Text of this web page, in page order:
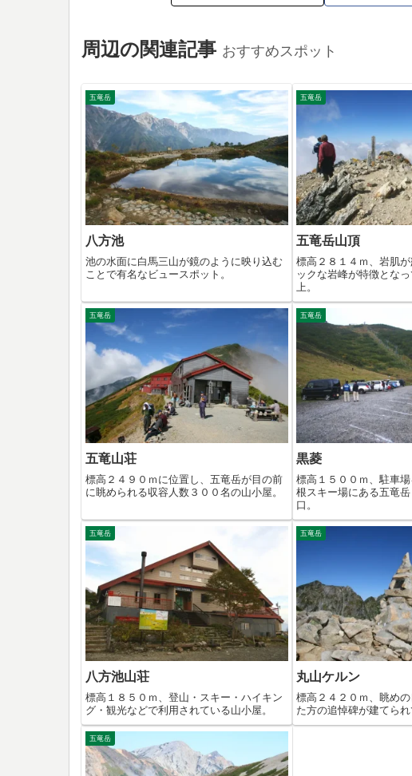
周辺の関連記事 おすすめスポット
五竜岳
八方池
池の水面に白馬三山が鏡のように映り込む
ことで有名なビュースポット。
五竜岳
五竜岳山頂
標高２８１４ｍ、岩肌
ックな岩峰が特徴とな
上。
五竜岳
五竜山荘
標高２４９０ｍに位置し、五竜岳が目の前
に眺められる収容人数３００名の山小屋。
五竜岳
黒菱
標高１５００ｍ、駐車
根スキー場にある五竜
口。
五竜岳
八方池山荘
標高１８５０ｍ、登山・スキー・ハイキン
グ・観光などで利用されている山小屋。
五竜岳
丸山ケルン
標高２４２０ｍ、眺め
た方の追悼碑が建てられ
五竜岳